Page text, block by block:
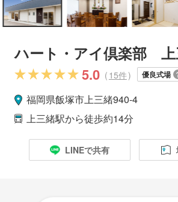
ハート・アイ倶楽部 上
5.0 ( 15件) 優良式場
福岡県飯塚市上三緒940-4
上三緒駅から徒歩約14分
LINEで共有